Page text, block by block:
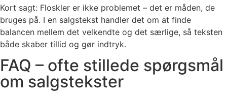
Kort sagt: Floskler er ikke problemet – det er måden, de
bruges på. I en salgstekst handler det om at finde
balancen mellem det velkendte og det særlige, så teksten
både skaber tillid og gør indtryk.
FAQ – ofte stillede spørgsmål
om salgstekster